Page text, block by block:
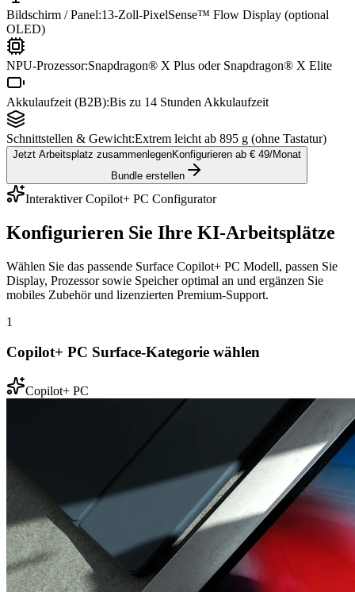
Bildschirm / Panel:13-Zoll-PixelSense™ Flow Display (optional
OLED)
NPU-Prozessor:Snapdragon® X Plus oder Snapdragon® X Elite
Akkulaufzeit (B2B):Bis zu 14 Stunden Akkulaufzeit
Schnittstellen & Gewicht:Extrem leicht ab 895 g (ohne Tastatur)
Jetzt Arbeitsplatz zusammenlegenKonfigurieren ab € 49/Monat
Bundle erstellen
Interaktiver Copilot+ PC Configurator
Konfigurieren Sie Ihre KI-Arbeitsplätze
Wählen Sie das passende Surface Copilot+ PC Modell, passen Sie
Display, Prozessor sowie Speicher optimal an und ergänzen Sie
mobiles Zubehör und lizenzierten Premium-Support.
1
Copilot+ PC Surface-Kategorie wählen
Copilot+ PC